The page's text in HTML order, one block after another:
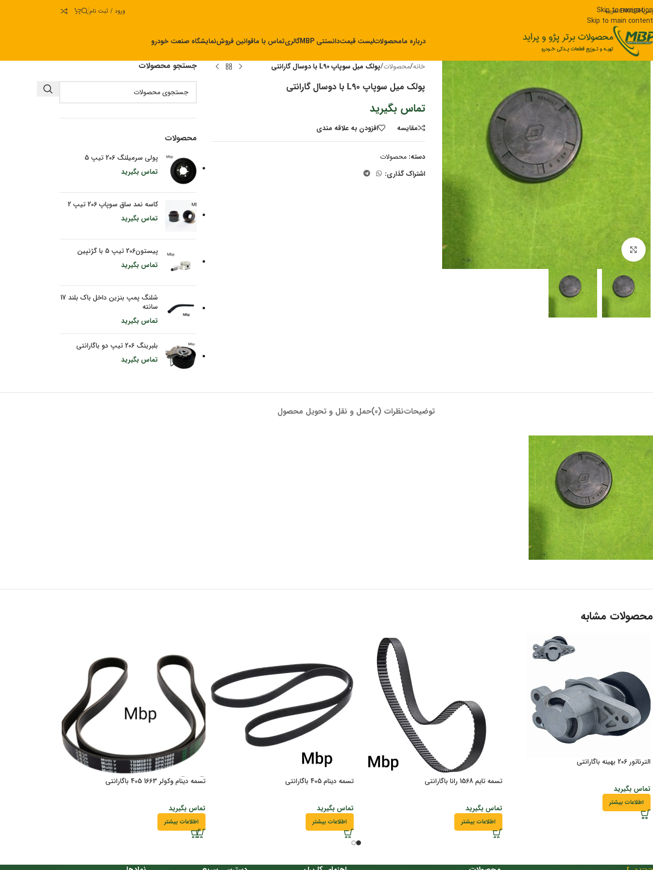
Skip to navigation
Skip to main content
ENGLISHالعربیه ورود / ثبت نام
درباره مامحصولاتلیست قیمتدانستنی MBP گالریتماس با ماقوانین فروشنمایشگاه صنعت خودرو
برای بزرگنمایی کلیک کنید
خانه/محصولات/پولک میل سوپاپ L90 با دوسال گارانتی
پولک میل سوپاپ L90 با دوسال گارانتی
تماس بگیرید
مقايسه افزودن به علاقه مندی
دسته: محصولات
اشتراک گذاری:
جستجو محصولات
محصولات
پولی سرمیلنگ 206 تیپ 5
تماس بگیرید
کاسه نمد ساق سوپاپ 206 تیپ 2
تماس بگیرید
پیستون206 تیپ 5 با گژنپین
تماس بگیرید
شلنگ پمپ بنزین داخل باک بلند 17
سانته
تماس بگیرید
بلبرینگ 206 تیپ دو باگارانتی
تماس بگیرید
توضیحاتنظرات (0) حمل و نقل و تحویل محصول
محصولات مشابه
الترناتور 206 بهینه باگارانتی
تماس بگیرید
اطلاعات بیشتر
تسمه تایم 1568 رانا باگارانتی
تماس بگیرید
اطلاعات بیشتر
تسمه دینام 405 باگارانتی
تماس بگیرید
اطلاعات بیشتر
تسمه دینام وکولر 1663 405 باگارانتی
تماس بگیرید
اطلاعات بیشتر